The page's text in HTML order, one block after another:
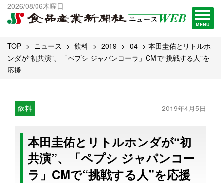
2026/08/06木曜日
MENU
出版物一覧へ
試読・購読申し込み
TOP ニュース 飲料 2019 04
本田圭佑とリトルホ
ンダが“初共演”、「ペプシ ジャパンコーラ」CMで“挑戦する人”を
応援
飲料 2019年4月5日
本田圭佑とリトルホンダが“初
共演”、「ペプシ ジャパンコー
ラ」CMで“挑戦する人”を応援